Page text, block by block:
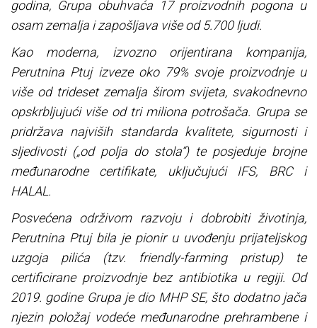
godina, Grupa obuhvaća 17 proizvodnih pogona u
osam zemalja i zapošljava više od 5.700 ljudi.
Kao moderna, izvozno orijentirana kompanija,
Perutnina Ptuj izveze oko 79% svoje proizvodnje u
više od trideset zemalja širom svijeta, svakodnevno
opskrbljujući više od tri miliona potrošača. Grupa se
pridržava najviših standarda kvalitete, sigurnosti i
sljedivosti („od polja do stola“) te posjeduje brojne
međunarodne certifikate, uključujući IFS, BRC i
HALAL.
Posvećena održivom razvoju i dobrobiti životinja,
Perutnina Ptuj bila je pionir u uvođenju prijateljskog
uzgoja pilića (tzv. friendly-farming pristup) te
certificirane proizvodnje bez antibiotika u regiji. Od
2019. godine Grupa je dio MHP SE, što dodatno jača
njezin položaj vodeće međunarodne prehrambene i